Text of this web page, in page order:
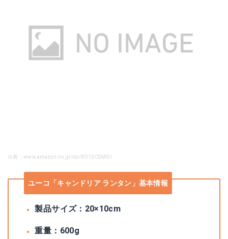
出典：www.amazon.co.jp/dp/B01DCSMSII
ユーコ「キャンドリア ランタン」基本情報
製品サイズ：20×10cm
重量：600g